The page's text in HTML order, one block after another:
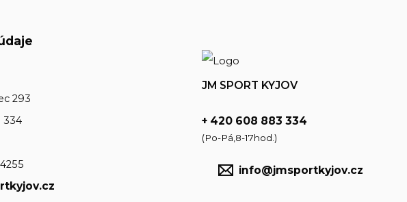
293
334
JM SPORT KYJOV
+ 420 608 883 334
(Po-Pá,8-17hod.)
info@jmsportkyjov.cz